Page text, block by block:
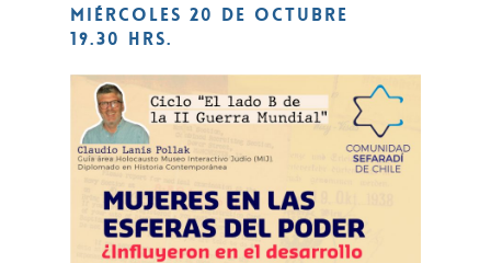
Miércoles 20 de octubre
19.30 hrs.